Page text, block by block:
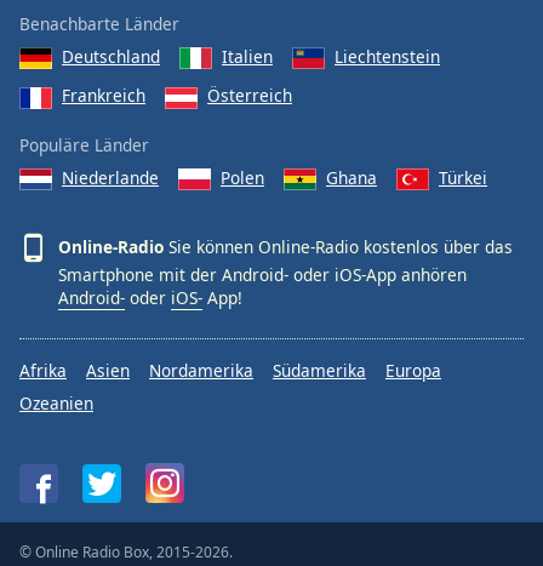
Benachbarte Länder
Deutschland
Italien
Liechtenstein
Frankreich
Österreich
Populäre Länder
Niederlande
Polen Ghana Türkei
Online-Radio Sie können Online-Radio kostenlos über das
Smartphone mit der Android- oder iOS-App anhören
Android- oder iOS- App!
Afrika Asien Nordamerika Südamerika
Europa
Ozeanien
© Online Radio Box, 2015-2026.